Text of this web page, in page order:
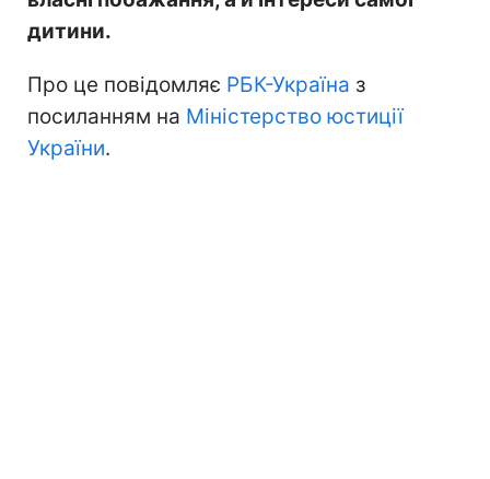
дитини.
Про це повідомляє РБК-Україна з
посиланням на Міністерство юстиції
України.